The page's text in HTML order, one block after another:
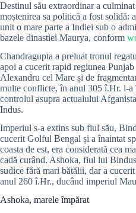
Destinul său extraordinar a
moștenirea sa politică a fost solidă:
unit o mare parte a Indiei sub o
bazele dinastiei Maurya, conform
Chandragupta a preluat tronul
apoi a cucerit rapid regiunea
Alexandru cel Mare și de
multe conflicte, în anul 305 î.Hr. l-a
controlul asupra actualului
Indus.
Imperiul s-a extins sub fiul său,
cucerit Golful Bengal și a înaintat
coasta de est, era considerată cea
cadă curând. Ashoka, fiul lui
sudice fără mari bătălii, dar a
anul 260 î.Hr., ducând imperiul
Ashoka, marele împărat